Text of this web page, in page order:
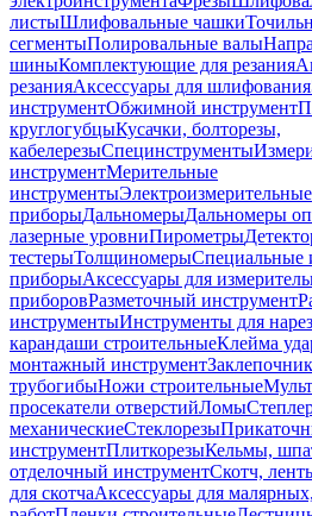
листыШлифовальные чашки
сегментыПолировальные валы
шиныКомплектующие для резания
резанияАксессуары для шлифования
инструментОбжимной инструмент
круглогубцыКусачки, болторезы,
кабелерезыСпецинструменты
инструментМерительные
инструментыЭлектроизмерительные
приборыДальномерыДальномеры
лазерные уровниПирометры
тестерыТолщиномерыСпециальные
приборыАксессуары для
приборовРазметочный инструмент
инструментыИнструменты для
карандаши строительныеКлейма
монтажный инструмент
трубогибыНожи строительные
просекатели отверстийЛомы
механическиеСтеклорезы
инструментПлиткорезыКельмы,
отделочный инструментСкотч,
для скотчаАксессуары для